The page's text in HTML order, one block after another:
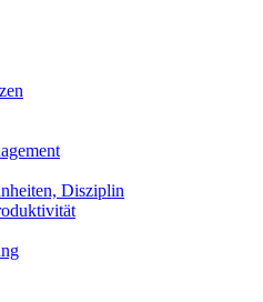
Disziplin